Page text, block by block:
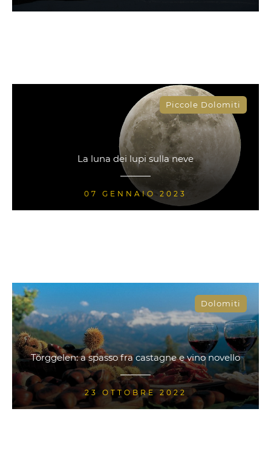
Piccole Dolomiti
La luna dei lupi sulla neve
07 GENNAIO 2023
Dolomiti
Törggelen: a spasso fra castagne e vino novello
23 OTTOBRE 2022